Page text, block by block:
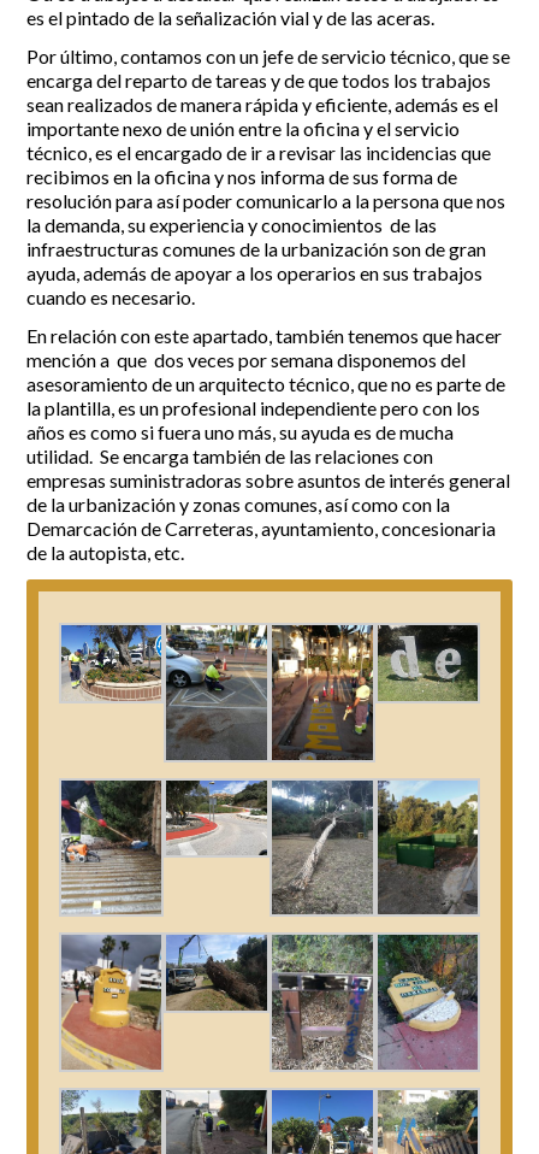
es el pintado de la señalización vial y de las aceras.
Por último, contamos con un jefe de servicio técnico, que se
encarga del reparto de tareas y de que todos los trabajos
sean realizados de manera rápida y eficiente, además es el
importante nexo de unión entre la oficina y el servicio
técnico, es el encargado de ir a revisar las incidencias que
recibimos en la oficina y nos informa de sus forma de
resolución para así poder comunicarlo a la persona que nos
la demanda, su experiencia y conocimientos de las
infraestructuras comunes de la urbanización son de gran
ayuda, además de apoyar a los operarios en sus trabajos
cuando es necesario.
En relación con este apartado, también tenemos que hacer
mención a que dos veces por semana disponemos del
asesoramiento de un arquitecto técnico, que no es parte de
la plantilla, es un profesional independiente pero con los
años es como si fuera uno más, su ayuda es de mucha
utilidad. Se encarga también de las relaciones con
empresas suministradoras sobre asuntos de interés general
de la urbanización y zonas comunes, así como con la
Demarcación de Carreteras, ayuntamiento, concesionaria
de la autopista, etc.